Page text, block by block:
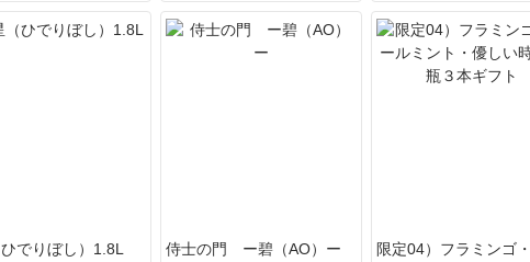
でりぼし）1.8L 侍士の門 ー碧（AO）ー
限定04）フラミンゴ